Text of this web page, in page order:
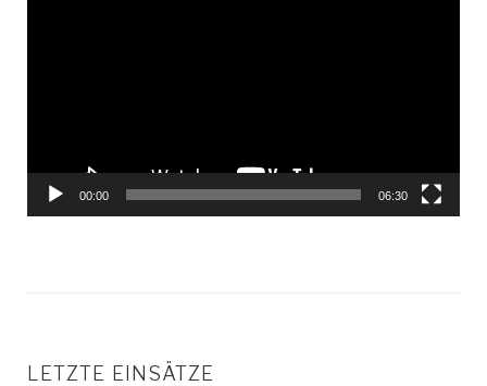
00:00 06:30
LETZTE EINSÄTZE